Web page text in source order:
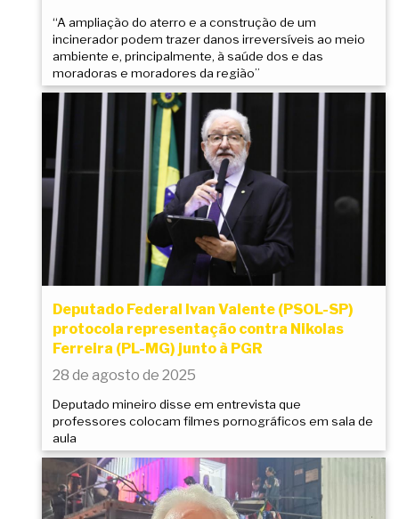
“A ampliação do aterro e a construção de um
incinerador podem trazer danos irreversíveis ao meio
ambiente e, principalmente, à saúde dos e das
moradoras e moradores da região”
Deputado Federal Ivan Valente (PSOL-SP)
protocola representação contra Nikolas
Ferreira (PL-MG) junto à PGR
28 de agosto de 2025
Deputado mineiro disse em entrevista que
professores colocam filmes pornográficos em sala de
aula